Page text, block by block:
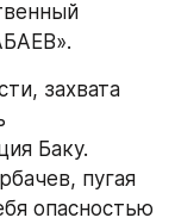
захвата
Баку.
пугая
опасностью